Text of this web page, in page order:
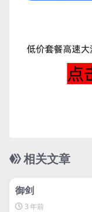
相关文章
御剑
3 年前